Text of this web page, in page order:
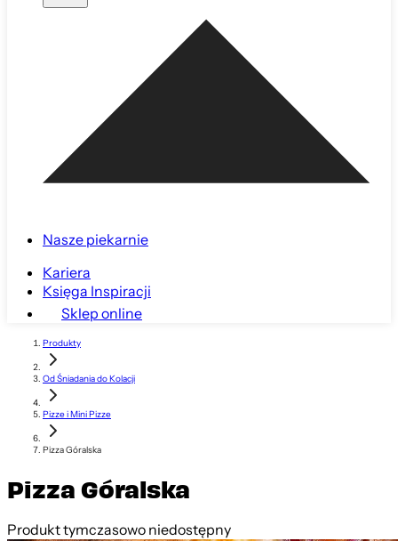
Nasze piekarnie
Kariera
Księga Inspiracji
Sklep online
Produkty
Od Śniadania do Kolacji
Pizze i Mini Pizze
Pizza Góralska
Pizza Góralska
Produkt tymczasowo niedostępny